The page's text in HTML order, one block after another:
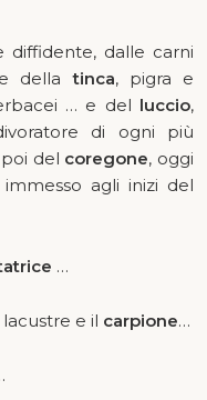
diffidente, dalle carni
e dellatinca, pigra e
… e del luccio,
di ogni più
del coregone, oggi
agli inizi del
…
lacustre e il carpione…